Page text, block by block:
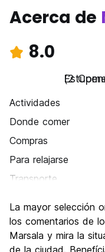
Acerca de
8.0
(2
Actividades
Donde comer
Compras
Para relajarse
Transporte
Cultura
Fiesta
La mayor selección
los comentarios de
Marsala y mira la
de la ciudad.